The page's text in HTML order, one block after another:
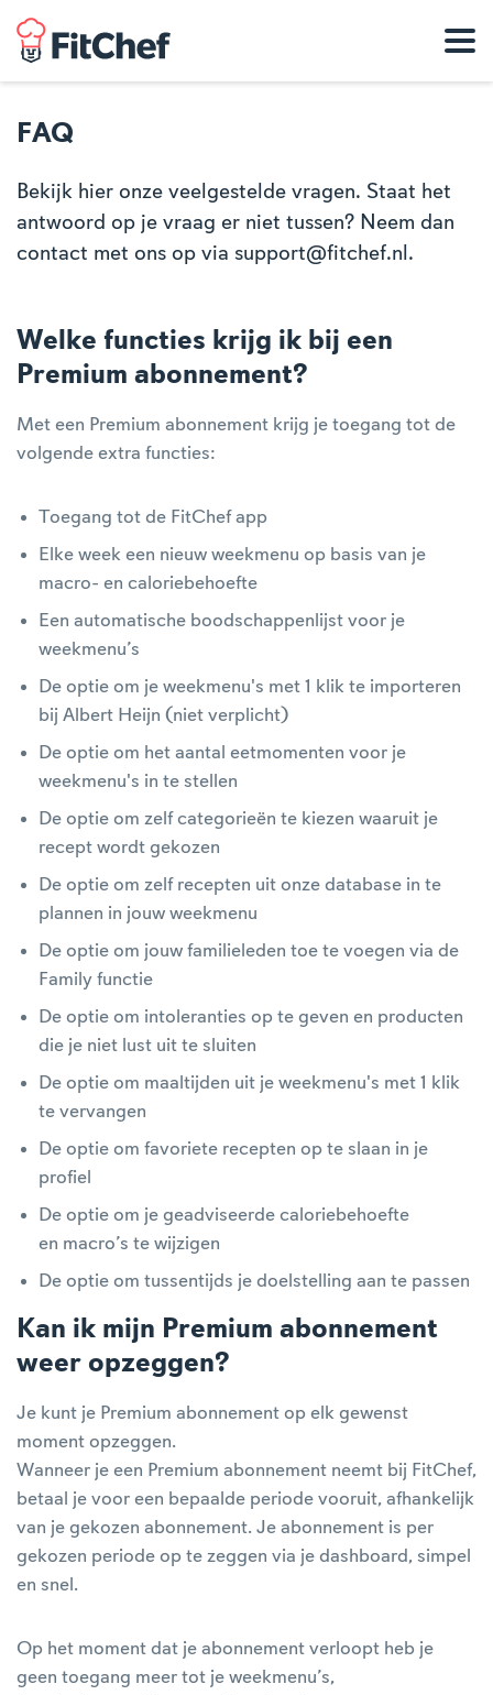
FAQ
Bekijk hier onze veelgestelde vragen. Staat het
antwoord op je vraag er niet tussen? Neem dan
contact met ons op via support@fitchef.nl.
Welke functies krijg ik bij een
Premium abonnement?
Met een Premium abonnement krijg je toegang tot de
volgende extra functies:
Toegang tot de FitChef app
Elke week een nieuw weekmenu op basis van je
macro- en caloriebehoefte
Een automatische boodschappenlijst voor je
weekmenu’s
De optie om je weekmenu's met 1 klik te importeren
bij Albert Heijn (niet verplicht)
De optie om het aantal eetmomenten voor je
weekmenu's in te stellen
De optie om zelf categorieën te kiezen waaruit je
recept wordt gekozen
De optie om zelf recepten uit onze database in te
plannen in jouw weekmenu
De optie om jouw familieleden toe te voegen via de
Family functie
De optie om intoleranties op te geven en producten
die je niet lust uit te sluiten
De optie om maaltijden uit je weekmenu's met 1 klik
te vervangen
De optie om favoriete recepten op te slaan in je
profiel
De optie om je geadviseerde caloriebehoefte
en macro’s te wijzigen
De optie om tussentijds je doelstelling aan te passen
Kan ik mijn Premium abonnement
weer opzeggen?
Je kunt je Premium abonnement op elk gewenst
moment opzeggen.
Wanneer je een Premium abonnement neemt bij FitChef,
betaal je voor een bepaalde periode vooruit, afhankelijk
van je gekozen abonnement. Je abonnement is per
gekozen periode op te zeggen via je dashboard, simpel
en snel.
Op het moment dat je abonnement verloopt heb je
geen toegang meer tot je weekmenu’s,